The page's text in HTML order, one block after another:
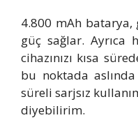
4.800 mAh
güç sağlar. Ayrıca
cihazınızı kısa
bu noktada
süreli sarjsız
diyebilirim.